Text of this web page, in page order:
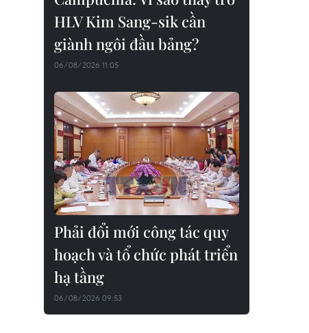
HLV Kim Sang-sik cần
giành ngôi đầu bảng?
06/08/2026 11:05
Phải đổi mới công tác quy
hoạch và tổ chức phát triển
hạ tầng
06/08/2026 09:53